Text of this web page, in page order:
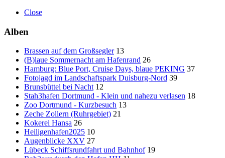
Close
Alben
Brassen auf dem Großsegler 13
(B)laue Sommernacht am Hafenrand 26
Hamburg: Blue Port, Cruise Days, blaue PEKING 37
Fotojagd im Landschaftspark Duisburg-Nord 39
Brunsbüttel bei Nacht 12
Stah3hafen Dortmund - Klein und nahezu verlasen 18
Zoo Dortmund - Kurzbesuch 13
Zeche Zollern (Ruhrgebiet) 21
Kokerei Hansa 26
Heiligenhafen2025 10
Augenblicke XXV 27
Lübeck Schiffsrundfahrt und Bahnhof 19